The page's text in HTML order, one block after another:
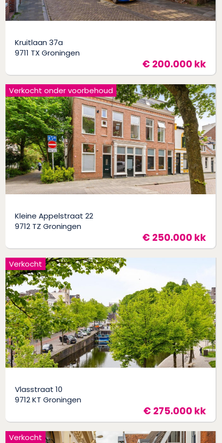
Kruitlaan 37a
9711 TX Groningen
€ 200.000 kk
Kleine Appelstraat 22
9712 TZ Groningen
€ 250.000 kk
Verkocht onder voorbehoud
Vlasstraat 10
9712 KT Groningen
€ 275.000 kk
Verkocht
Verkocht